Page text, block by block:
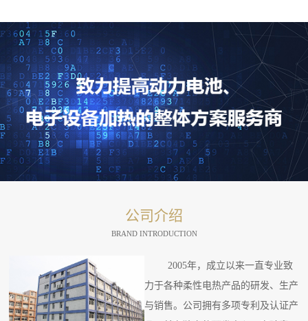
公司介绍
BRAND INTRODUCTION
2005年，成立以来一直专业致
力于各种柔性电热产品的研发、生产
与销售。公司拥有多项专利及认证产